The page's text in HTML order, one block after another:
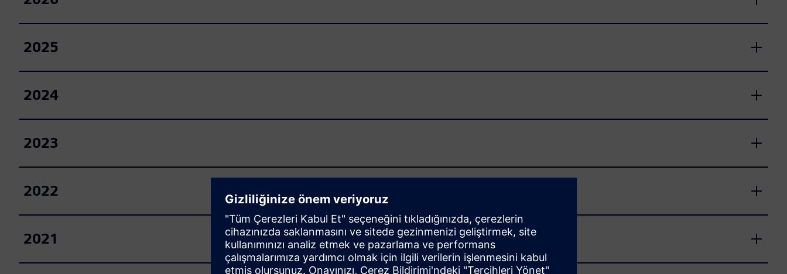
2025
2024
2023
2022
2021